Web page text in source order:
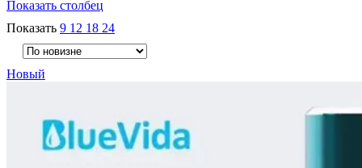
Показать столбец
Показать 9 12 18 24
Новый